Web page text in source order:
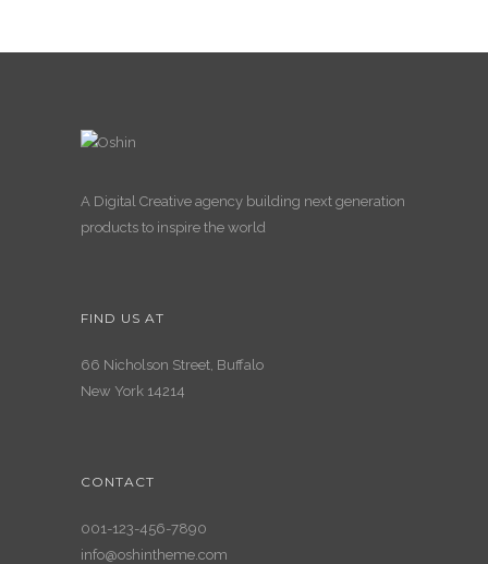
A Digital Creative agency building next generation
products to inspire the world
FIND US AT
66 Nicholson Street, Buffalo
New York 14214
CONTACT
001-123-456-7890
info@oshintheme.com